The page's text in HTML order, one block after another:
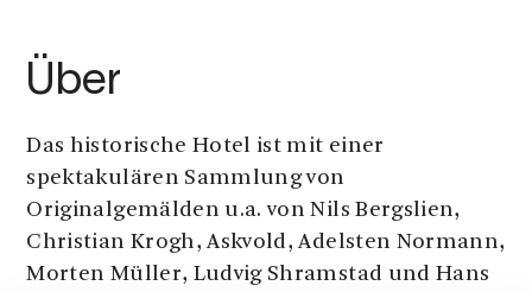
Über
Das historische Hotel ist mit einer
spektakulären Sammlung von
Originalgemälden u.a. von Nils Bergslien,
Christian Krogh, Askvold, Adelsten Normann,
Morten Müller, Ludvig Shramstad und Hans